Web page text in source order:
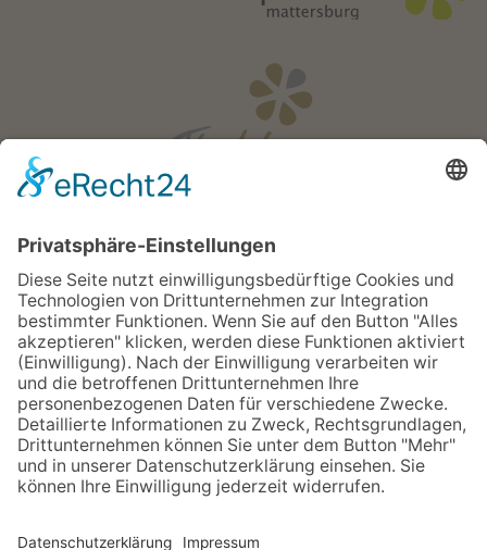
Öffnungszeiten
Mo - Fr:
08:00 - 18:00 Uhr
Sa:
08:00 - 12:00 Uhr
Apotheken Notdienst:
Bereitschaftsdienste